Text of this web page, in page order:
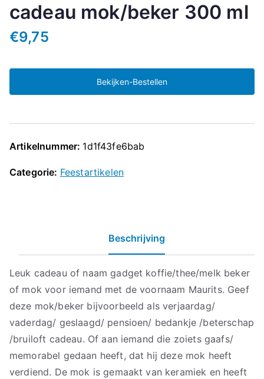
cadeau mok/beker 300 ml
€9,75
Bekijken-Bestellen
Artikelnummer: 1d1f43fe6bab
Categorie: Feestartikelen
Beschrijving
Leuk cadeau of naam gadget koffie/thee/melk beker
of mok voor iemand met de voornaam Maurits. Geef
deze mok/beker bijvoorbeeld als verjaardag/
vaderdag/ geslaagd/ pensioen/ bedankje /beterschap
/bruiloft cadeau. Of aan iemand die zoiets gaafs/
memorabel gedaan heeft, dat hij deze mok heeft
verdiend. De mok is gemaakt van keramiek en heeft